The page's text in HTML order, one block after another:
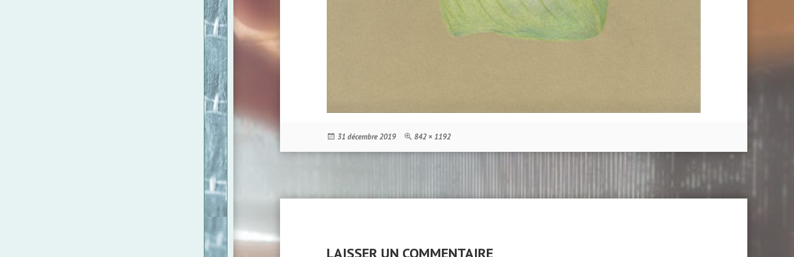
Publié
31 décembre 2019
Taille
842 × 1192
LAISSER UN COMMENTAIRE